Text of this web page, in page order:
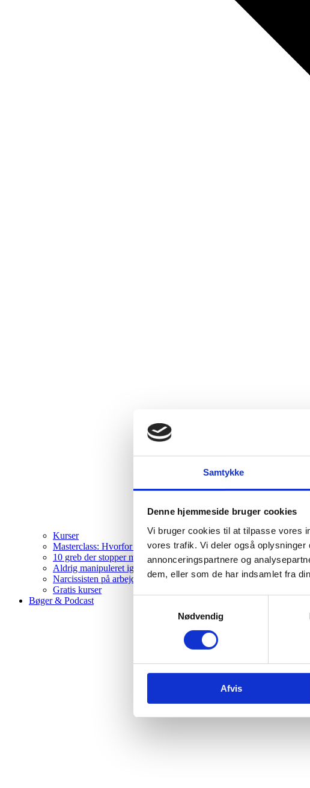
Samtykke
Denne hjemmeside bruger cookies
Vi bruger cookies til at tilpasse vores
vores trafik. Vi deler også
annonceringspartnere og
dem, eller som de har indsamlet fra
Nødvendig
Afvis
Kurser
Masterclass: Hvorfor går du ikke bare?
10 greb der stopper manipulation & psykologiske spil
Aldrig manipuleret igen – 12 ugers helingsforløb
Narcissisten på arbejdspladsen
Gratis kurser
Bøger & Podcast